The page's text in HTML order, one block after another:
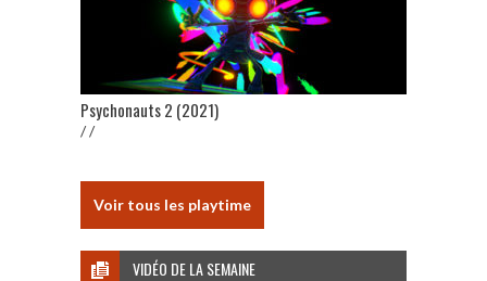
Psychonauts 2 (2021)
/ /
Voir tous les playtime
VIDÉO DE LA SEMAINE